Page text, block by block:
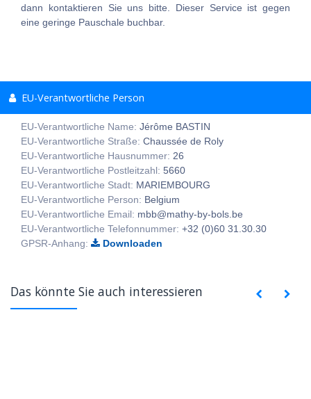
dann kontaktieren Sie uns bitte. Dieser Service ist gegen
eine geringe Pauschale buchbar.
EU-Verantwortliche Person
EU-Verantwortliche Name: Jérôme BASTIN
EU-Verantwortliche Straße: Chaussée de Roly
EU-Verantwortliche Hausnummer: 26
EU-Verantwortliche Postleitzahl: 5660
EU-Verantwortliche Stadt: MARIEMBOURG
EU-Verantwortliche Person: Belgium
EU-Verantwortliche Email: mbb@mathy-by-bols.be
EU-Verantwortliche Telefonnummer: +32 (0)60 31.30.30
GPSR-Anhang:
Downloaden
Das könnte Sie auch interessieren